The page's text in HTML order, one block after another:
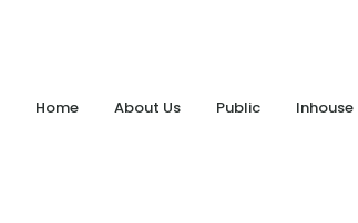
Home About Us Public Inhouse